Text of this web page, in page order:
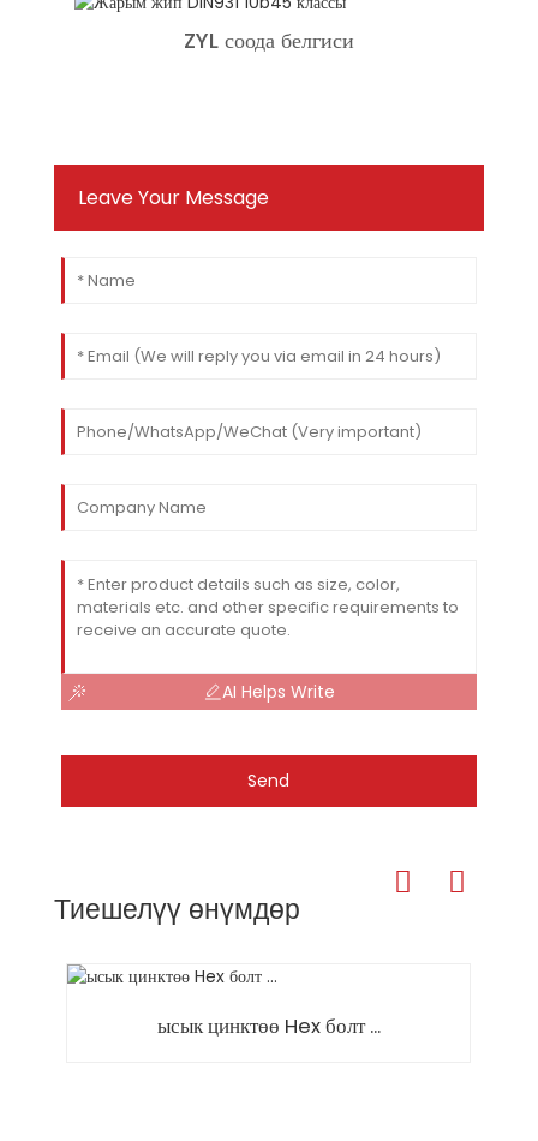
ZYL соода белгиси
Leave Your Message
AI Helps Write
Send
Тиешелүү өнүмдөр
ысык цинктөө Hex болт ...